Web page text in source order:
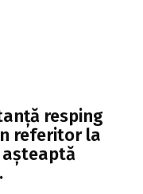
resping
referitor la
așteaptă